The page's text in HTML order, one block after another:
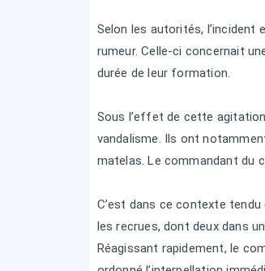
Selon les autorités, l’incident
rumeur. Celle-ci concernait
durée de leur formation.
Sous l’effet de cette
vandalisme. Ils ont
matelas. Le commandant du
C’est dans ce contexte
les recrues, dont deux dans
Réagissant rapidement, le